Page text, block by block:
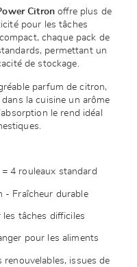
Citron offre plus de
pour les tâches
chaque pack de
permettant un
de stockage.
parfum de citron,
la cuisine un arôme
le rend idéal
4 rouleaux standard
- Fraîcheur durable
tâches difficiles
pour les aliments
issues de